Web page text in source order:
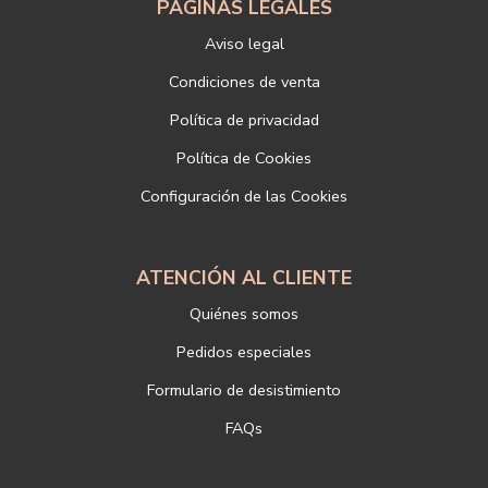
Responsable del tratamiento: LIBRERÍAS DEPORTIVAS ESTEBAN
info@libreriadeportiva.com
Si desea ampliar información sobre la política de privacidad de
https://www.libreriadeportiva.com/proteccion-de-datos
PÁGINAS LEGALES
Aviso legal
Condiciones de venta
Política de privacidad
Política de Cookies
Configuración de las Cookies
ATENCIÓN AL CLIENTE
Quiénes somos
Pedidos especiales
Formulario de desistimiento
FAQs